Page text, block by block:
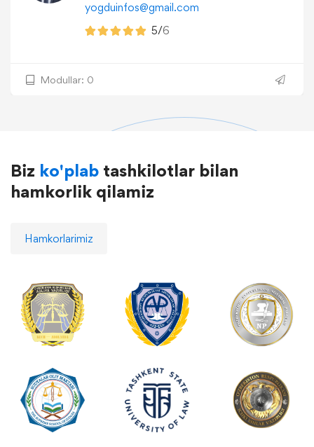
yogduinfos@gmail.com
5/6
Modullar: 0
Biz ko'plab tashkilotlar bilan
hamkorlik qilamiz
Hamkorlarimiz